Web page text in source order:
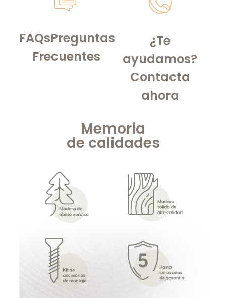
FAQsPreguntas
Frecuentes
¿Te
ayudamos?
Contacta
ahora
Memoria
de calidades